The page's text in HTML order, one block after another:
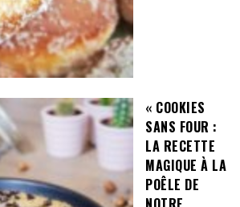
« COOKIES
SANS FOUR :
LA RECETTE
MAGIQUE À LA
POÊLE DE